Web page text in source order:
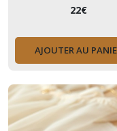
22€
AJOUTER AU